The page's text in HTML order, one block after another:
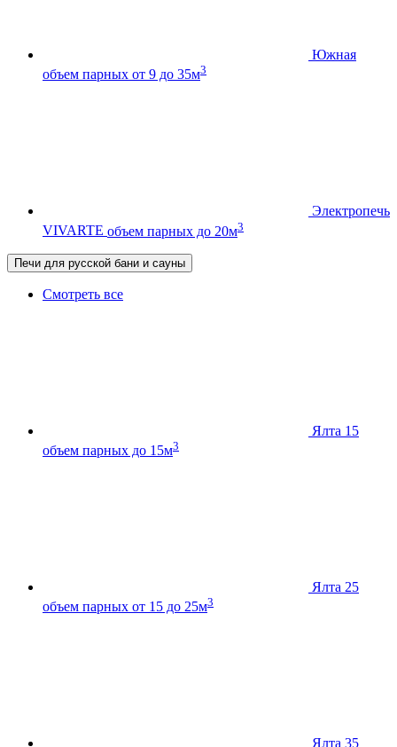
Южная
объем парных от 9 до 35м3
Электропечь
VIVARTE объем парных до 20м3
Печи для русской бани и сауны
Смотреть все
Ялта 15
объем парных до 15м3
Ялта 25
объем парных от 15 до 25м3
Ялта 35